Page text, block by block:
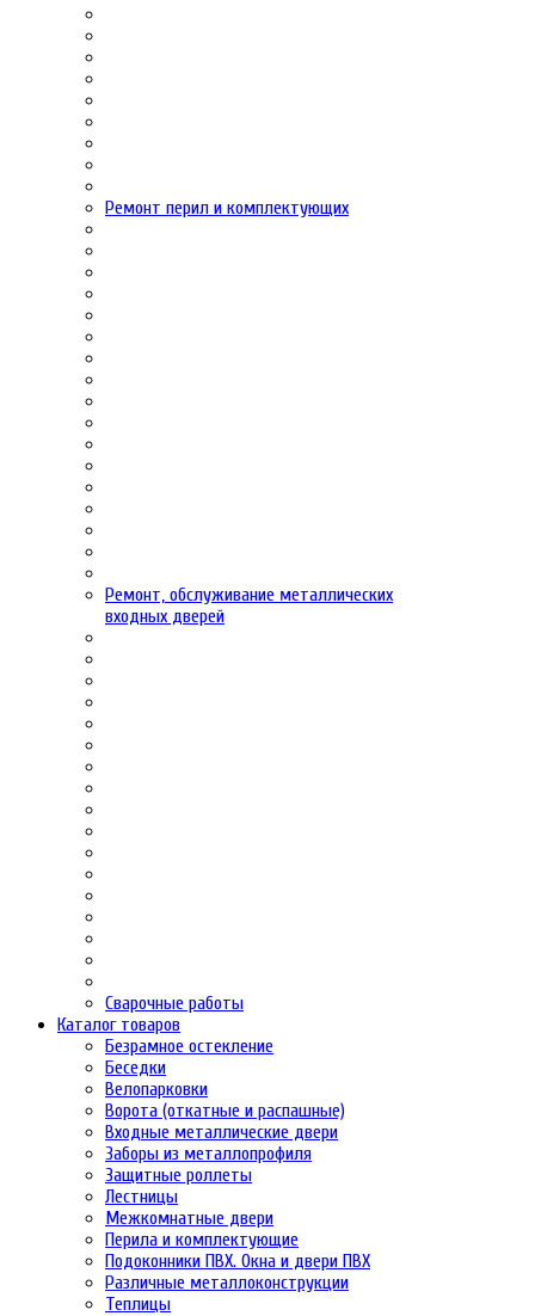
Ремонт перил и комплектующих
Ремонт, обслуживание металлических
входных дверей
Сварочные работы
Каталог товаров
Безрамное остекление
Беседки
Велопарковки
Ворота (откатные и распашные)
Входные металлические двери
Заборы из металлопрофиля
Защитные роллеты
Лестницы
Межкомнатные двери
Перила и комплектующие
Подоконники ПВХ. Окна и двери ПВХ
Различные металлоконструкции
Теплицы